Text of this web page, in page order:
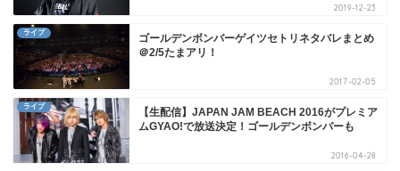
2019-12-23
ライブ
ゴールデンボンバーゲイツセトリネタバレまとめ
＠2/5たまアリ！
2017-02-05
ライブ
【生配信】JAPAN JAM BEACH 2016がプレミア
ムGYAO!で放送決定！ゴールデンボンバーも
2016-04-28